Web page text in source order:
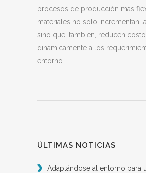
procesos de producción más
materiales no solo incrementan
sino que, también, reducen
dinámicamente a los
entorno.
ÚLTIMAS NOTICIAS
Adaptándose al entorno para